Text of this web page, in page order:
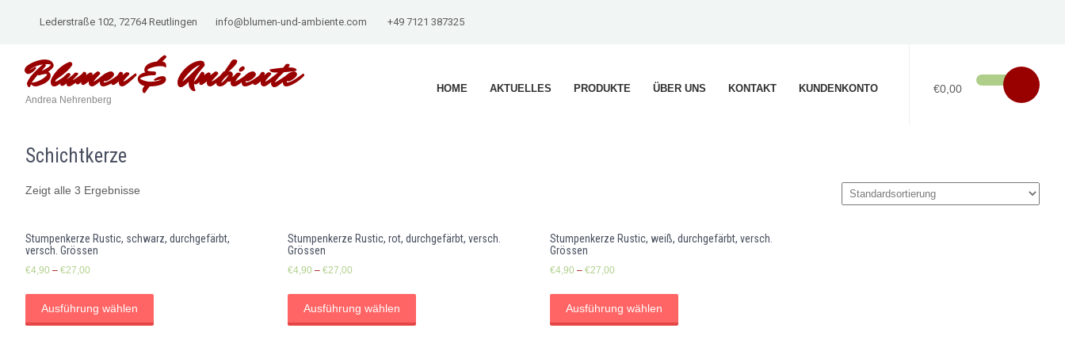
Lederstraße 102, 72764 Reutlingen info@blumen-und-ambiente.com +49 7121 387325
Blumen &Ambiente
Andrea Nehrenberg
€0,00
HOME AKTUELLES PRODUKTE ÜBER UNS KONTAKT KUNDENKONTO
Schichtkerze
Zeigt alle 3 Ergebnisse
Stumpenkerze Rustic, schwarz, durchgefärbt,
versch. Grössen
€4,90 – €27,00
Ausführung wählen
Stumpenkerze Rustic, rot, durchgefärbt, versch.
Grössen
€4,90 – €27,00
Ausführung wählen
Stumpenkerze Rustic, weiß, durchgefärbt, versch.
Grössen
€4,90 – €27,00
Ausführung wählen